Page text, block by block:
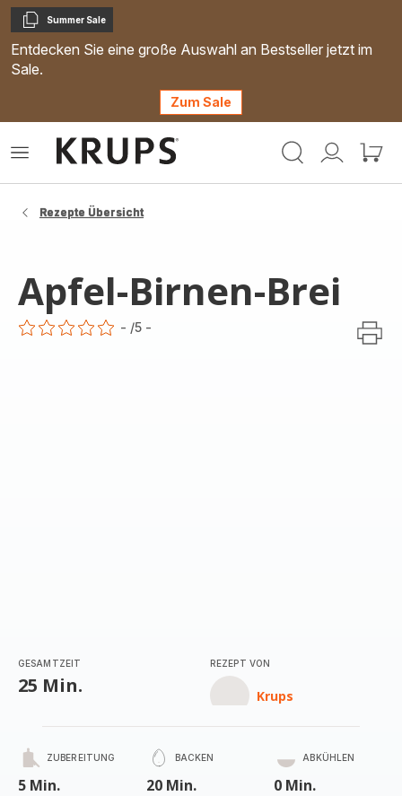
Kopieren
Summer Sale
Entdecken Sie eine große Auswahl an Bestseller jetzt im
Sale.
Zum Sale
Mein
Mein
Das
Rezepte Übersicht
Apfel-Birnen-Brei
- /5 -
GESAMTZEIT
25 Min.
REZEPT VON
Krups
ZUBEREITUNG
5 Min.
BACKEN
20 Min.
ABKÜHLEN
0 Min.